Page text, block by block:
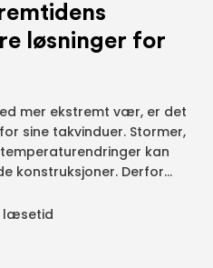
løsninger for
mer ekstremt vær, er det
sine takvinduer. Stormer,
kan
konstruksjoner. Derfor...
læsetid